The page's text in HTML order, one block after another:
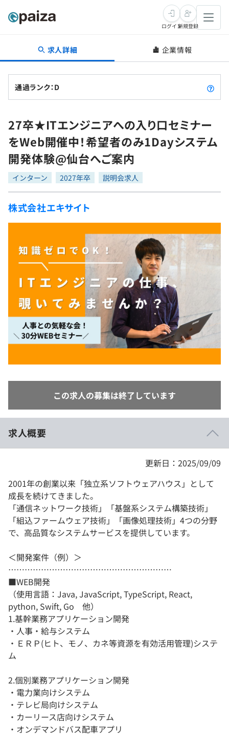
転職・キャリア
転職成功ガイド
転職エージェント
インタビュー
転職成功ガイド
新卒就活
求人検索
本選考
インターン
新卒エージェント
インタビュー
就活成功ガイド
学習
問題集
4択課題
リファレンス
プラン
個人向けプラン
法人向けプラン
学校向けプラン
プログラミング言語
再チャレンジ結果一覧
ゲーム・マンガ
Tech Team Journal
paiza times
paizaとは？
ログイン新規登録
求人詳細 企業情報
通過ランク：D
27卒★ITエンジニアへの入り口セミナー
をWeb開催中！希望者のみ1Dayシステム
開発体験@仙台へご案内
インターン 2027年卒 説明会求人
株式会社エキサイト
この求人の募集は終了しています
求人概要
更新日：2025/09/09
2001年の創業以来「独立系ソフトウェアハウス」として
成長を続けてきました。
「通信ネットワーク技術」「基盤系システム構築技術」
「組込ファームウェア技術」「画像処理技術」4つの分野
で、高品質なシステムサービスを提供しています。
＜開発案件（例）＞
……………………………………………………
■WEB開発
（使用言語：Java, JavaScript, TypeScript, React,
python, Swift, Go 他）
1.基幹業務アプリケーション開発
・人事・給与システム
・ＥＲＰ(ヒト、モノ、カネ等資源を有効活用管理)システ
ム
2.個別業務アプリケーション開発
・電力業向けシステム
・テレビ局向けシステム
・カーリース店向けシステム
・オンデマンドバス配車アプリ